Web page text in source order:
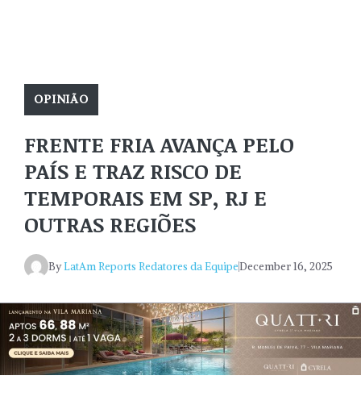
OPINIÃO
FRENTE FRIA AVANÇA PELO
PAÍS E TRAZ RISCO DE
TEMPORAIS EM SP, RJ E
OUTRAS REGIÕES
ByLatAm Reports Redatores da EquipeDecember 16, 2025